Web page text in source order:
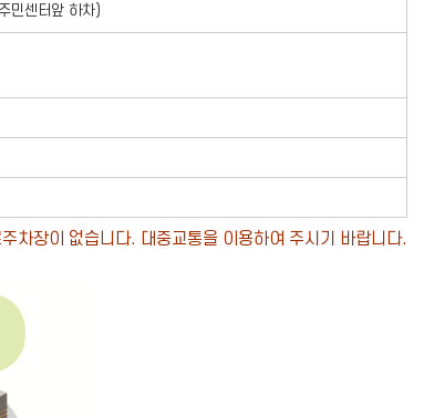
민센터앞 하차)
차장이 없습니다. 대중교통을 이용하여 주시기 바랍니다.